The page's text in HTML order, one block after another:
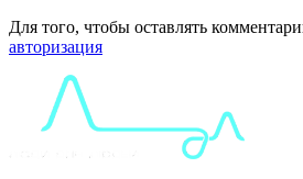
Для того, чтобы оставлять
авторизация